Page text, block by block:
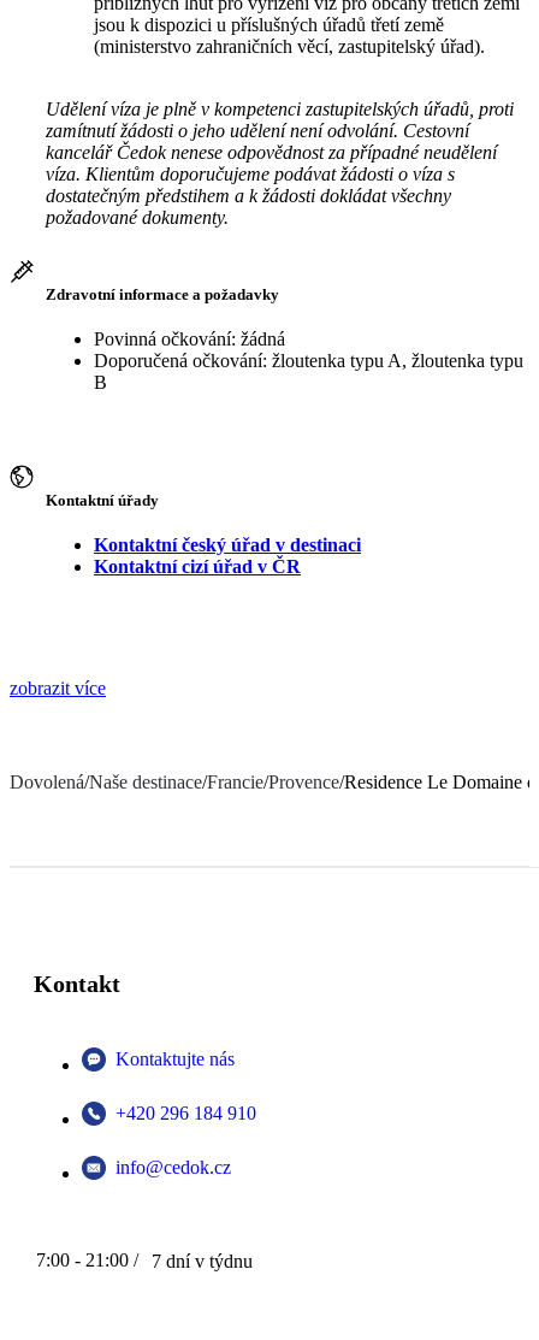
jsou k dispozici u příslušných úřadů třetí země
(ministerstvo zahraničních věcí, zastupitelský úřad).
Udělení víza je plně v kompetenci zastupitelských úřadů, proti
zamítnutí žádosti o jeho udělení není odvolání. Cestovní
kancelář Čedok nenese odpovědnost za případné neudělení
víza. Klientům doporučujeme podávat žádosti o víza s
dostatečným předstihem a k žádosti dokládat všechny
požadované dokumenty.
Zdravotní informace a požadavky
Povinná očkování: žádná
Doporučená očkování: žloutenka typu A, žloutenka typu
B
Kontaktní úřady
Kontaktní český úřad v destinaci
Kontaktní cizí úřad v ČR
zobrazit více
Dovolená/Naše destinace/Francie/Provence/Residence Le Domaine
Kontakt
Kontaktujte nás
+420 296 184 910
info@cedok.cz
7:00 - 21:00 / 7 dní v týdnu